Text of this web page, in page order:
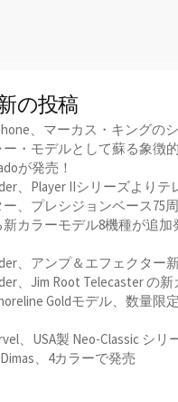
の投稿
、マーカス・キングの
ー・モデルとして蘇る象徴
が発売！
、Player IIシリーズよりテ
ー、プレシジョンベース75
新カラーモデル8機種が追加
、アンプ＆エフェクター
、Jim Root Telecaster の新
Goldモデル、数量限
、USA製 Neo-Classic シリ
、4カラーで発売